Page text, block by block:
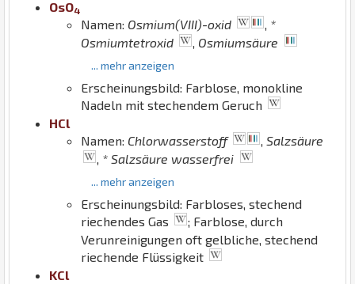
OsO4
Namen: Osmium(VIII)-oxid
*
Osmiumtetroxid
Osmiumsäure
... mehr anzeigen
Erscheinungsbild: Farblose, monokline
Nadeln mit stechendem Geruch
HCl
Namen: Chlorwasserstoff , Salzsäure
, * Salzsäure wasserfrei
... mehr anzeigen
Erscheinungsbild: Farbloses, stechend
riechendes Gas
; Farblose, durch
Verunreinigungen oft gelbliche, stechend
riechende Flüssigkeit
KCl